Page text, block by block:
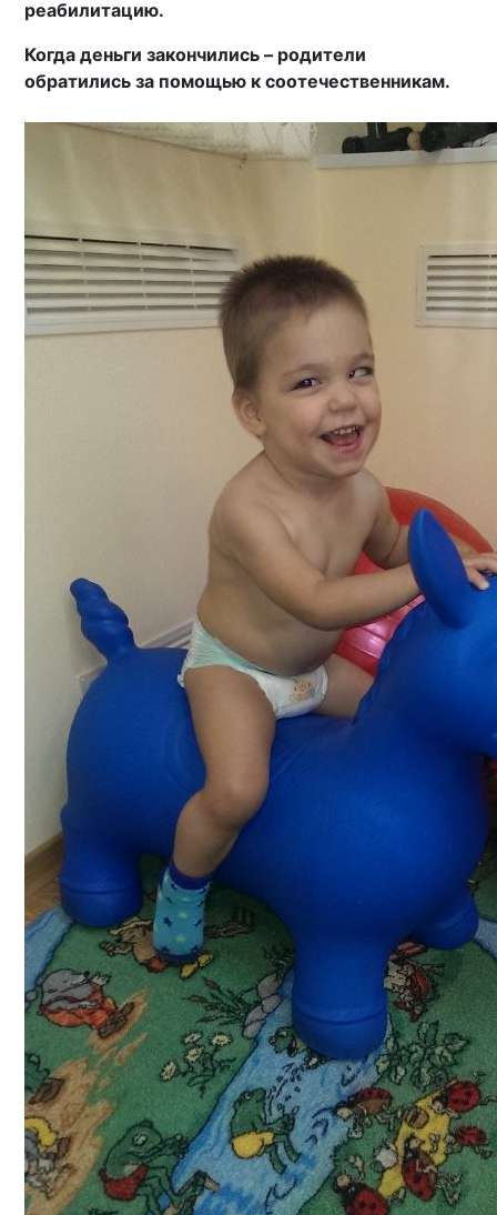
реабилитацию.
Когда деньги закончились – родители
обратились за помощью к соотечественникам.